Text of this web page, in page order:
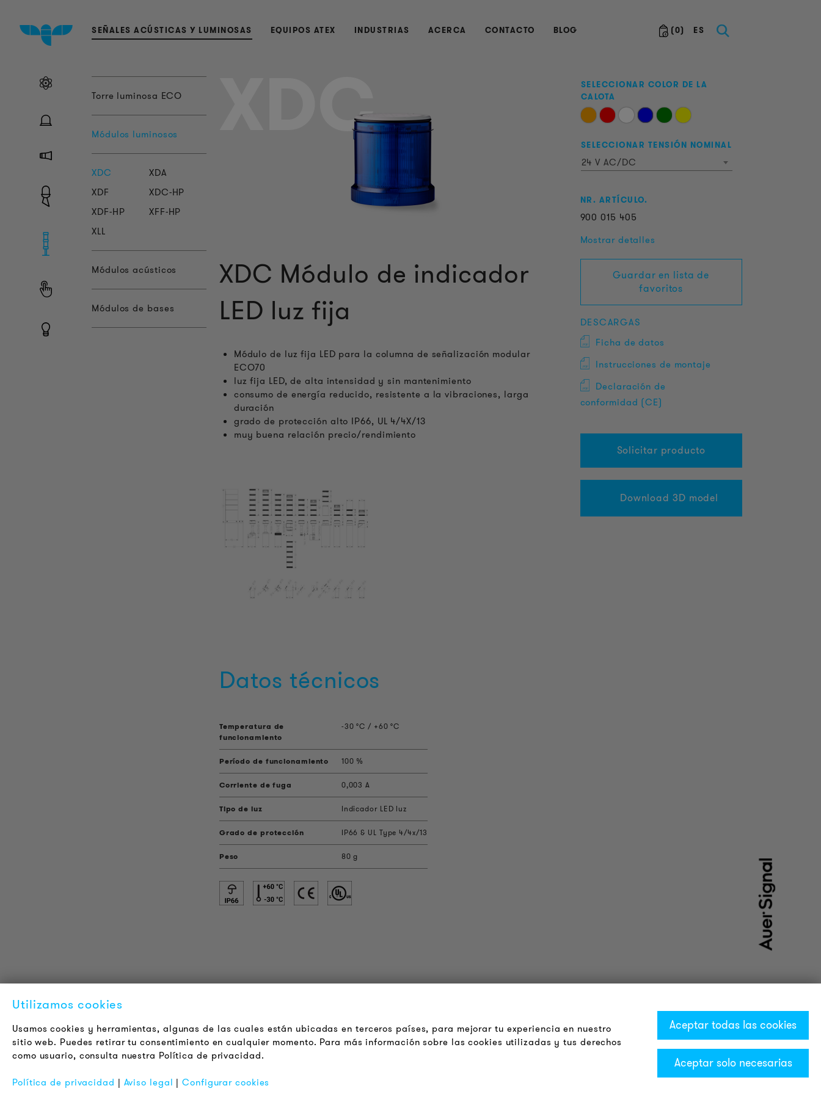
(0) ES
SEÑALES ACÚSTICAS Y LUMINOSAS EQUIPOS ATEX INDUSTRIAS ACERCA CONTACTO BLOG
Torre luminosa ECO
Módulos luminosos
XDC
XDA
XDF
XDC-HP
XDF-HP
XFF-HP
XLL
Módulos acústicos
Módulos de bases
XDC
SELECCIONAR COLOR DE LA
CALOTA
SELECCIONAR TENSIÓN NOMINAL
24 V AC/DC
NR. ARTÍCULO.
900 015 405
Mostrar detalles
Guardar en lista de
favoritos
DESCARGAS
Ficha de datos
Instrucciones de montaje
Declaración de
conformidad (CE)
Solicitar producto
Download 3D model
XDC Módulo de indicador
LED luz fija
Módulo de luz fija LED para la columna de señalización modular
ECO70
luz fija LED, de alta intensidad y sin mantenimiento
consumo de energía reducido, resistente a la vibraciones, larga
duración
grado de protección alto IP66, UL 4/4X/13
muy buena relación precio/rendimiento
Datos técnicos
Temperatura de
funcionamiento
-30 °C / +60 °C
Período de funcionamiento 100 %
Corriente de fuga 0,003 A
Tipo de luz Indicador LED luz
Grado de protección IP66 & UL Type 4/4x/13
Peso 80 g
INFORMACIÓN DEL PRODUCTO
Proyectos de referencia
Descargas
Generales
Aviso de Privacidad
Utilizamos cookies
Usamos cookies y herramientas, algunas de las cuales están ubicadas en terceros países, para mejorar tu experiencia en nuestro
sitio web. Puedes retirar tu consentimiento en cualquier momento. Para más información sobre las cookies utilizadas y tus derechos
como usuario, consulta nuestra Política de privacidad.
Política de privacidad | Aviso legal |Configurar cookies
Aceptar todas las cookies
Aceptar solo necesarias